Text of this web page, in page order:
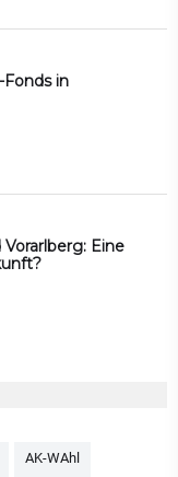
in
Eine
AK-WAhl